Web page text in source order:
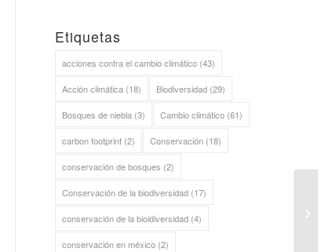
Etiquetas
acciones contra el cambio climático (43)
Acción climática (18) Biodiversidad (29)
Bosques de niebla (3) Cambio climático (61)
carbon footprint (2) Conservación (18)
conservación de bosques (2)
Conservación de la biodiversidad (17)
conservación de la bioidiversidad (4)
conservación en méxico (2)